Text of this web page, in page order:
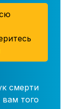
смерти
того